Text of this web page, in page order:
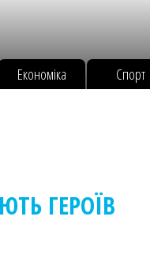
Економіка Спорт
ГЕРОЇВ